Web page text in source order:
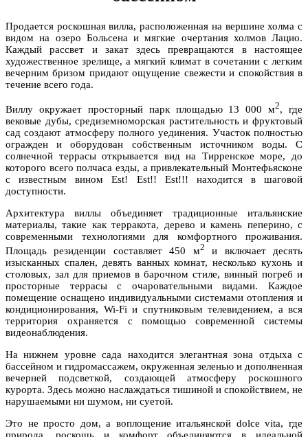
Продается роскошная вилла, расположенная на вершине холма с
видом на озеро Больсена и мягкие очертания холмов Лацио.
Каждый рассвет и закат здесь превращаются в настоящее
художественное зрелище, а мягкий климат в сочетании с легким
вечерним бризом придают ощущение свежести и спокойствия в
течение всего года.
Виллу окружает просторный парк площадью 13 000 м2, где
вековые дубы, средиземноморская растительность и фруктовый
сад создают атмосферу полного уединения. Участок полностью
огражден и оборудован собственным источником воды. С
солнечной террасы открывается вид на Тирренское море, до
которого всего полчаса езды, а привлекательный Монтефьясконе
с известным вином Est! Est!! Est!!! находится в шаговой
доступности.
Архитектура виллы объединяет традиционные итальянские
материалы, такие как терракота, дерево и камень пеперино, с
современными технологиями для комфортного проживания.
Площадь резиденции составляет 450 м2
и включает десять
изысканных спален, девять ванных комнат, несколько кухонь и
столовых, зал для приемов в барочном стиле, винный погреб и
просторные террасы с очаровательными видами. Каждое
помещение оснащено индивидуальными системами отопления и
кондиционирования, Wi-Fi и спутниковым телевидением, а вся
территория охраняется с помощью современной системы
видеонаблюдения.
На нижнем уровне сада находится элегантная зона отдыха с
бассейном и гидромассажем, окруженная зеленью и дополненная
вечерней подсветкой, создающей атмосферу роскошного
курорта. Здесь можно наслаждаться тишиной и спокойствием, не
нарушаемыми ни шумом, ни суетой.
Это не просто дом, а воплощение итальянской dolce vita, где